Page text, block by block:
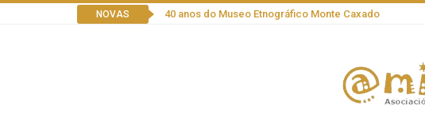
NOVAS 40 anos do Museo Etnográfico Monte Caxado